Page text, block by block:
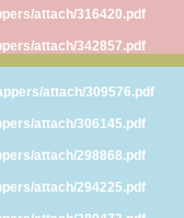
attach/316420.pdf
attach/342857.pdf
attach/309576.pdf
attach/306145.pdf
attach/298868.pdf
attach/294225.pdf